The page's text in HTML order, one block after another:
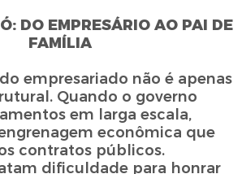
DO EMPRESÁRIO AO PAI DE
FAMÍLIA
empresariado não é apenas
Quando o governo
em larga escala,
econômica que
contratos públicos.
dificuldade para honrar